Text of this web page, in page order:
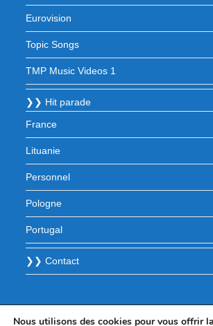
Eurovision
Topic Songs
TMP Music Videos 1
❯❯ Hit parade
France
Lituanie
Personnel
Pologne
Portugal
❯❯ Contact
Nous utilisons des cookies pour vous offrir